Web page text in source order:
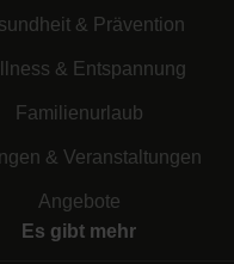
& Prävention
& Entspannung
Familienurlaub
& Veranstaltungen
Angebote
Es gibt mehr